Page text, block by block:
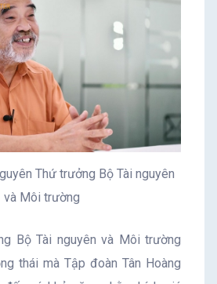
Thứ trưởng Bộ Tài nguyên
và Môi trường
Bộ Tài nguyên và Môi trường
thái mà Tập đoàn Tân Hoàng